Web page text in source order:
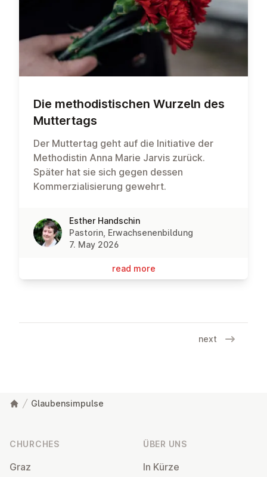
Die meth­od­istischen Wurzeln des
Mut­ter­tags
Der Muttertag geht auf die Initiative der
Methodistin Anna Marie Jarvis zurück.
Später hat sie sich gegen dessen
Kommerzialisierung gewehrt.
Esther Handschin
Pastorin, Erwachsenenbildung
7. May 2026
read more
next
Glaubensimpulse
CHURCHES
Graz
ÜBER UNS
In Kürze